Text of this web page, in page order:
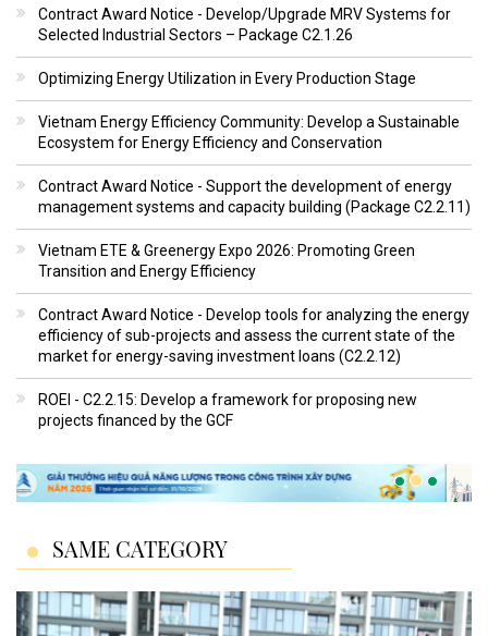
Contract Award Notice - Develop/Upgrade MRV Systems for
Selected Industrial Sectors – Package C2.1.26
Optimizing Energy Utilization in Every Production Stage
Vietnam Energy Efficiency Community: Develop a Sustainable
Ecosystem for Energy Efficiency and Conservation
Contract Award Notice - Support the development of energy
management systems and capacity building (Package C2.2.11)
Vietnam ETE & Greenergy Expo 2026: Promoting Green
Transition and Energy Efficiency
Contract Award Notice - Develop tools for analyzing the energy
efficiency of sub-projects and assess the current state of the
market for energy-saving investment loans (C2.2.12)
ROEI - C2.2.15: Develop a framework for proposing new
projects financed by the GCF
SAME CATEGORY